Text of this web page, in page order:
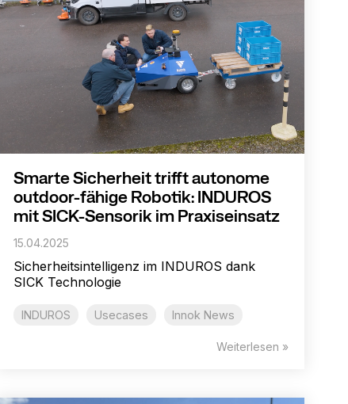
Smarte Sicherheit trifft autonome
outdoor-fähige Robotik: INDUROS
mit SICK-Sensorik im Praxiseinsatz
15.04.2025
Sicherheitsintelligenz im INDUROS dank
SICK Technologie
INDUROS Usecases Innok News
Weiterlesen »